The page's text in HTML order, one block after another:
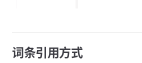
词条引用方式